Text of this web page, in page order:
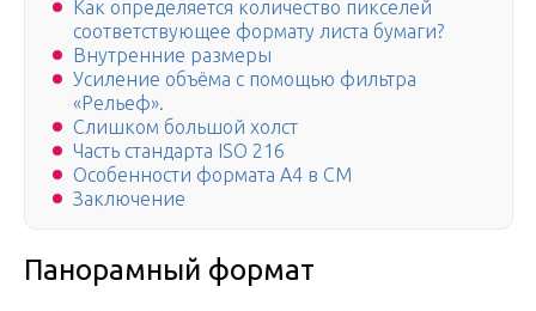
Как определяется количество пикселей
соответствующее формату листа бумаги?
Внутренние размеры
Усиление объёма с помощью фильтра
«Рельеф».
Слишком большой холст
Часть стандарта ISO 216
Особенности формата А4 в СМ
Заключение
Панорамный формат